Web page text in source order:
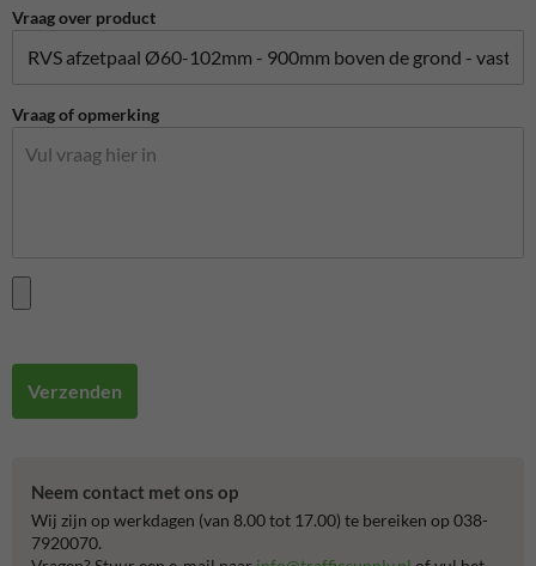
Vraag over product
Vraag of opmerking
Verzenden
Neem contact met ons op
Wij zijn op werkdagen (van 8.00 tot 17.00) te bereiken op 038-
7920070.